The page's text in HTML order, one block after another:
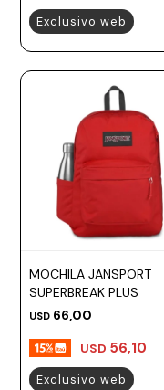
Exclusivo web
MOCHILA JANSPORT
SUPERBREAK PLUS
USD 66,00
USD 56,10
Exclusivo web